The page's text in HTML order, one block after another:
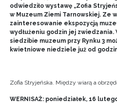
odwiedziło wystawę „Zofia
w Muzeum Ziemi Tarnowskiej. Ze
zainteresowanie ekspozycją
wydłużeniu godzin jej
siedzibie muzeum przy Rynku 3
kwietniowe niedziele już od
Zofia Stryjeńska. Między wiarą a
WERNISAŻ: poniedziałek, 16